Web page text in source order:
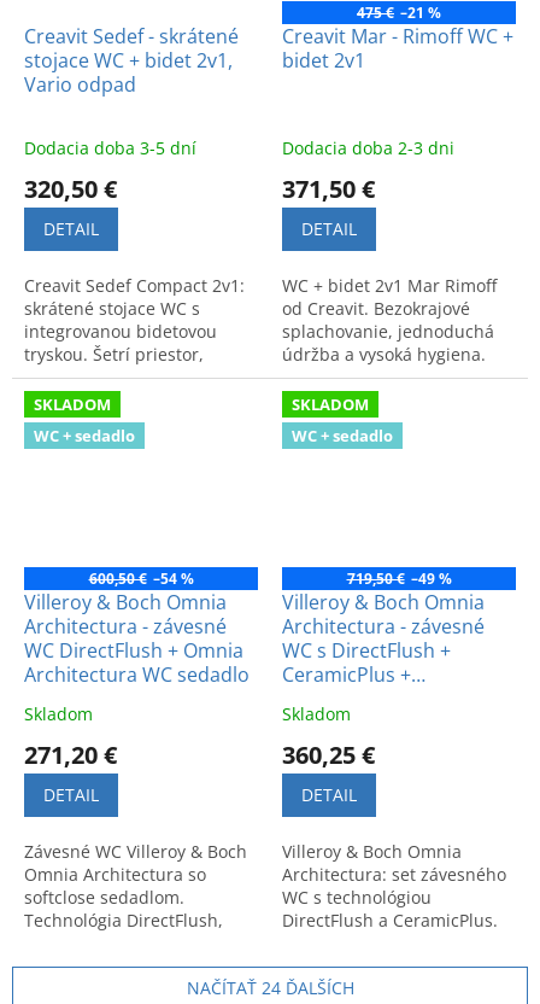
Creavit Sedef - skrátené
stojace WC + bidet 2v1,
Vario odpad
Dodacia doba 3-5 dní
320,50 €
DETAIL
Creavit Sedef Compact 2v1:
skrátené stojace WC s
integrovanou bidetovou
tryskou. Šetrí priestor,
ponúka vysokú hygienu a
moderný dizajn do menšej
kúpeľne.
475 € –21 %
Creavit Mar - Rimoff WC +
bidet 2v1
Dodacia doba 2-3 dni
371,50 €
DETAIL
WC + bidet 2v1 Mar Rimoff
od Creavit. Bezokrajové
splachovanie, jednoduchá
údržba a vysoká hygiena.
Praktické riešenie MA3641
pre vašu kúpeľňu.
SKLADOM
WC + sedadlo
600,50 € –54 %
Villeroy & Boch Omnia
Architectura - závesné
WC DirectFlush + Omnia
Architectura WC sedadlo
Skladom
271,20 €
DETAIL
Závesné WC Villeroy & Boch
Omnia Architectura so
softclose sedadlom.
Technológia DirectFlush,
l, rozmery 53x37 cm.
SKLADOM
WC + sedadlo
719,50 € –49 %
Villeroy & Boch Omnia
Architectura - závesné
WC s DirectFlush +
CeramicPlus +
sedadlo
Skladom
360,25 €
DETAIL
Villeroy & Boch Omnia
Architectura: set závesného
WC s technológiou
DirectFlush a CeramicPlus.
sedadla. Rozmery 53x37 cm.
NAČÍTAŤ 24 ĎALŠÍCH